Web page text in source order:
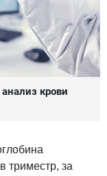
крови
триместр, за